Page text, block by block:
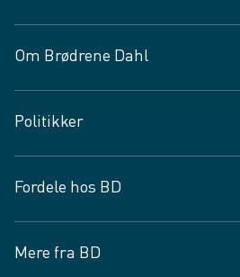
Om Brødrene Dahl
Vagttelefon 30 10 89 89
Spørgsmål og svar
Job og karriere
Fødevarekontrolrapport
Politikker
Privatlivspolitik
Cookies
Vilkår og betingelser
Fordele hos BD
BD app
Mere fra BD